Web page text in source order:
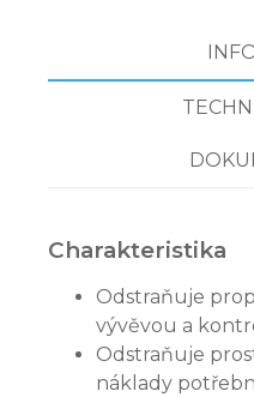
Charakteristika
Odstraňuje
vývěvou a
Odstraňuje
náklady